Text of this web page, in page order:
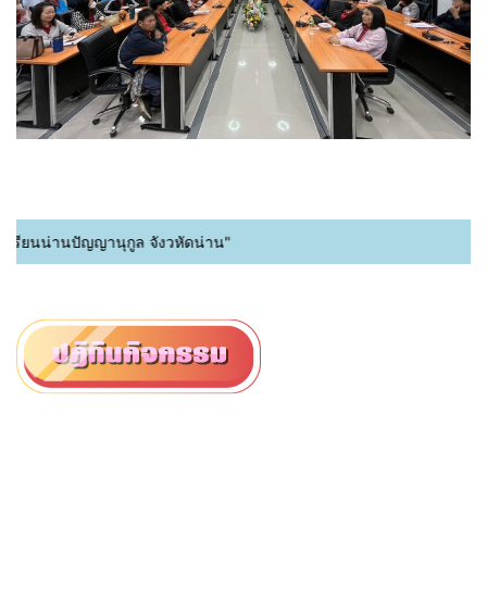
านปัญญานุกูล จังวหัดน่าน"